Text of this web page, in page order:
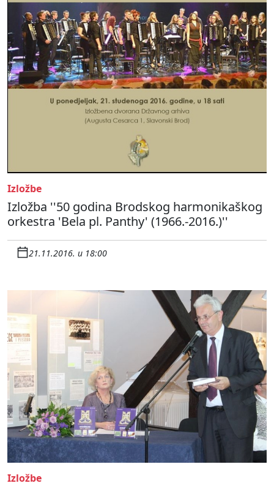
Izložbe
Izložba ''50 godina Brodskog harmonikaškog
orkestra 'Bela pl. Panthy' (1966.-2016.)''
21.11.2016. u 18:00
Izložbe